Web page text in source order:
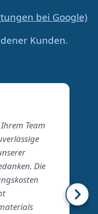
bei Google)
Kunden.
Team
Die